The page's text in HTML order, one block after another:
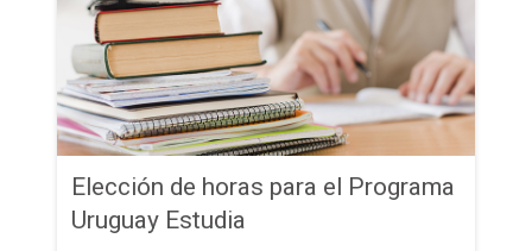
Elección de horas para el Programa
Uruguay Estudia